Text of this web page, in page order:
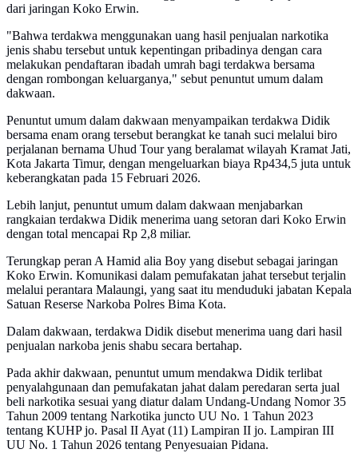
dari jaringan Koko Erwin.
"Bahwa terdakwa menggunakan uang hasil penjualan narkotika
jenis shabu tersebut untuk kepentingan pribadinya dengan cara
melakukan pendaftaran ibadah umrah bagi terdakwa bersama
dengan rombongan keluarganya," sebut penuntut umum dalam
dakwaan.
Penuntut umum dalam dakwaan menyampaikan terdakwa Didik
bersama enam orang tersebut berangkat ke tanah suci melalui biro
perjalanan bernama Uhud Tour yang beralamat wilayah Kramat Jati,
Kota Jakarta Timur, dengan mengeluarkan biaya Rp434,5 juta untuk
keberangkatan pada 15 Februari 2026.
Lebih lanjut, penuntut umum dalam dakwaan menjabarkan
rangkaian terdakwa Didik menerima uang setoran dari Koko Erwin
dengan total mencapai Rp 2,8 miliar.
Terungkap peran A Hamid alia Boy yang disebut sebagai jaringan
Koko Erwin. Komunikasi dalam pemufakatan jahat tersebut terjalin
melalui perantara Malaungi, yang saat itu menduduki jabatan Kepala
Satuan Reserse Narkoba Polres Bima Kota.
Dalam dakwaan, terdakwa Didik disebut menerima uang dari hasil
penjualan narkoba jenis shabu secara bertahap.
Pada akhir dakwaan, penuntut umum mendakwa Didik terlibat
penyalahgunaan dan pemufakatan jahat dalam peredaran serta jual
beli narkotika sesuai yang diatur dalam Undang-Undang Nomor 35
Tahun 2009 tentang Narkotika juncto UU No. 1 Tahun 2023
tentang KUHP jo. Pasal II Ayat (11) Lampiran II jo. Lampiran III
UU No. 1 Tahun 2026 tentang Penyesuaian Pidana.